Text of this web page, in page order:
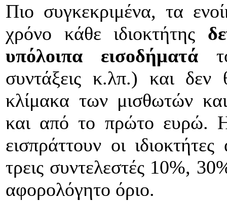
Πιο συγκεκριμένα, τα
χρόνο κάθε ιδιοκτήτης
υπόλοιπα εισοδήματά
συντάξεις κ.λπ.) και
κλίμακα των μισθωτών
και από το πρώτο ευρώ.
εισπράττουν οι
τρεις συντελεστές 10%,
αφορολόγητο όριο.